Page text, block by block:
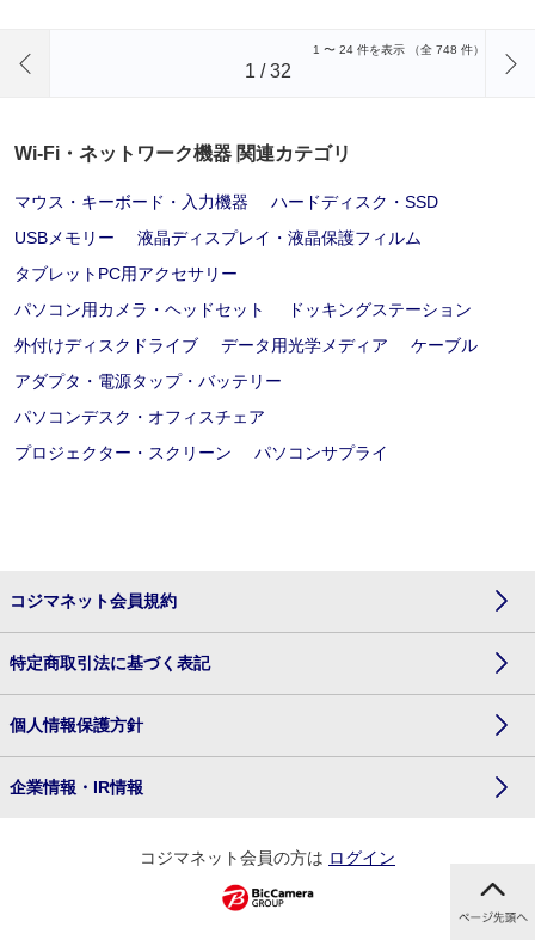
1 〜 24 件を表示 （全 748 件）
1 /32
Wi-Fi・ネットワーク機器 関連カテゴリ
マウス・キーボード・入力機器
ハードディスク・SSD
USBメモリー
液晶ディスプレイ・液晶保護フィルム
タブレットPC用アクセサリー
パソコン用カメラ・ヘッドセット
ドッキングステーション
外付けディスクドライブ
データ用光学メディア
ケーブル
アダプタ・電源タップ・バッテリー
パソコンデスク・オフィスチェア
プロジェクター・スクリーン
パソコンサプライ
コジマネット会員規約
特定商取引法に基づく表記
個人情報保護方針
企業情報・IR情報
コジマネット会員の方は ログイン